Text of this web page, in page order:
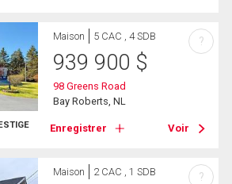
Maison 5 CAC , 4 SDB
939 900 $
98 Greens Road
Bay Roberts, NL
Enregistrer Voir
?
Maison 2 CAC , 1 SDB ?